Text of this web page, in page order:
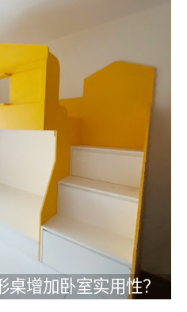
增加卧室实用性？